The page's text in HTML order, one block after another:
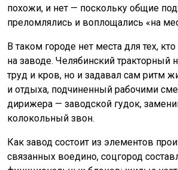
похожи, и нет — поскольку общие
преломлялись и воплощались «на
В таком городе нет места для тех,
на заводе. Челябинский тракторный
труд и кров, но и задавал сам ритм
и отдыха, подчиненный рабочими
дирижера — заводской гудок,
колокольный звон.
Как завод состоит из элементов
связанных воедино, соцгород